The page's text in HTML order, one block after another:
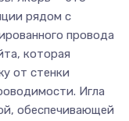
рядом с
провода
которая
от стенки
Игла
обеспечивающей